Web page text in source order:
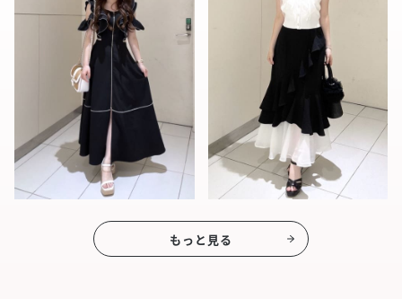
もっと見る